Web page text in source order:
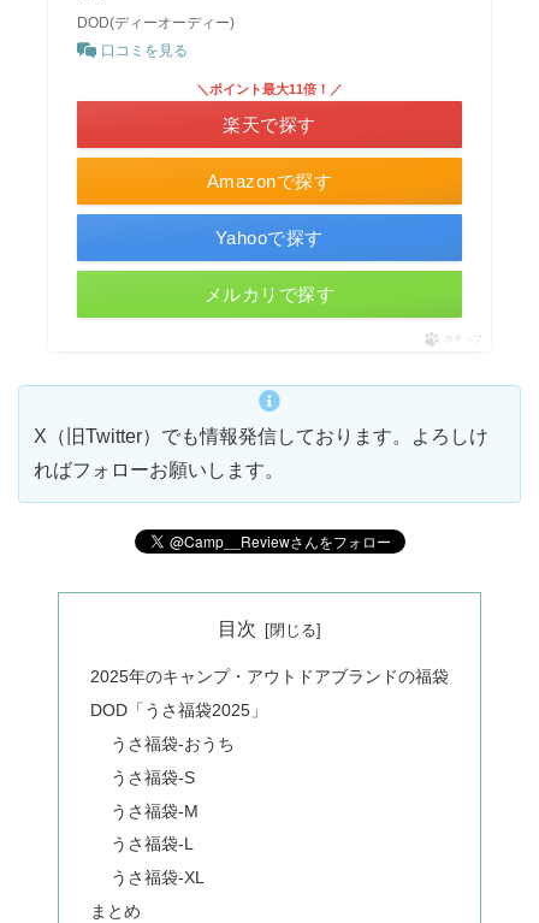
DOD(ディーオーディー)
口コミを見る
Amazonで探す
＼ポイント最大11倍！／
楽天で探す
Yahooで探す
メルカリで探す
ポチップ
X（旧Twitter）でも情報発信しております。よろしけ
ればフォローお願いします。
目次
2025年のキャンプ・アウトドアブランドの福袋
DOD「うさ福袋2025」
うさ福袋-おうち
うさ福袋-S
うさ福袋-M
うさ福袋-L
うさ福袋-XL
まとめ